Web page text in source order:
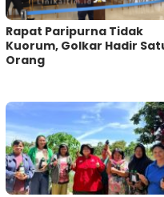
Rapat Paripurna Tidak
Kuorum, Golkar Hadir
Orang